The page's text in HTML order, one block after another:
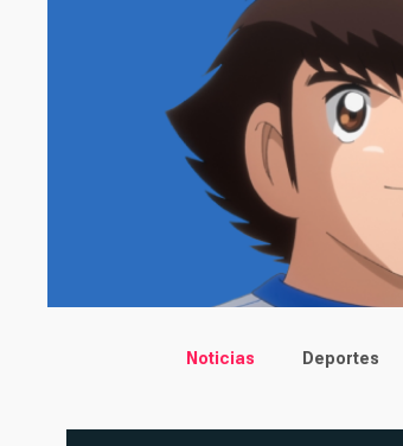
Main menu
Noticias Deportes